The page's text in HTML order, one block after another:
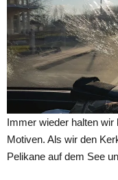
Immer wieder halten
Motiven. Als wir den
Pelikane auf dem See